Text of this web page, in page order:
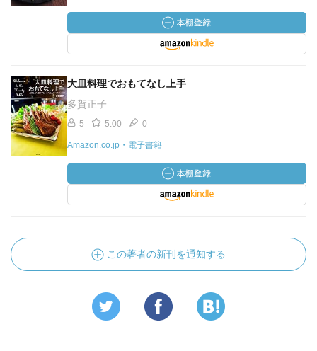
大皿料理でおもてなし上手
多賀正子
5 5.00 0
Amazon.co.jp・電子書籍
この著者の新刊を通知する